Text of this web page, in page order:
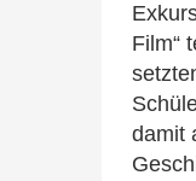
Film“
damit